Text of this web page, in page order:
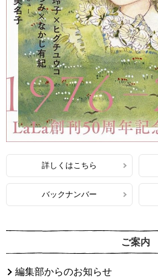
詳しくはこちら
バックナンバー
ご案内
編集部からのお知らせ